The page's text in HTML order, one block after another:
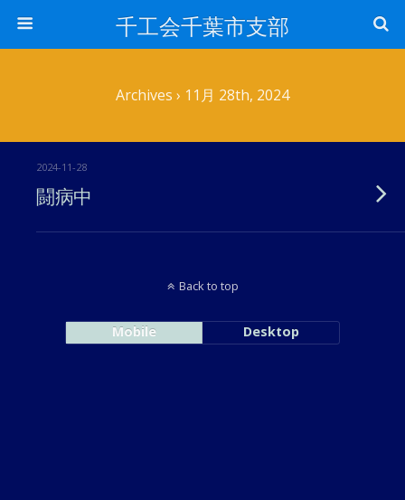
千工会千葉市支部
Archives › 11月 28th, 2024
2024-11-28
闘病中
Back to top
Mobile Desktop